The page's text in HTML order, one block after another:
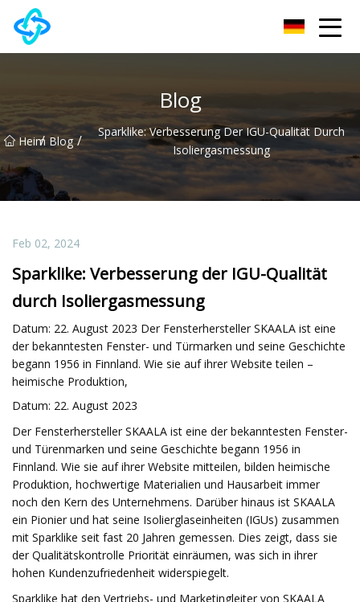
Blog
Heim
/ Blog /
Sparklike: Verbesserung Der IGU-Qualität Durch
Isoliergasmessung
Feb 02, 2024
Sparklike: Verbesserung der IGU-Qualität
durch Isoliergasmessung
Datum: 22. August 2023 Der Fensterhersteller SKAALA ist eine
der bekanntesten Fenster- und Türmarken und seine Geschichte
begann 1956 in Finnland. Wie sie auf ihrer Website teilen –
heimische Produktion,
Datum: 22. August 2023
Der Fensterhersteller SKAALA ist eine der bekanntesten Fenster-
und Türenmarken und seine Geschichte begann 1956 in
Finnland. Wie sie auf ihrer Website mitteilen, bilden heimische
Produktion, hochwertige Materialien und Hausarbeit immer
noch den Kern des Unternehmens. Darüber hinaus ist SKAALA
ein Pionier und hat seine Isolierglaseinheiten (IGUs) zusammen
mit Sparklike seit fast 20 Jahren gemessen. Dies zeigt, dass sie
der Qualitätskontrolle Priorität einräumen, was sich in ihrer
hohen Kundenzufriedenheit widerspiegelt.
Sparklike hat den Vertriebs- und Marketingleiter von SKAALA